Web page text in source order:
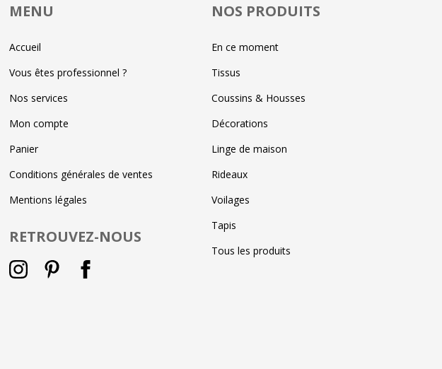
MENU
Accueil
Vous êtes professionnel ?
Nos services
Mon compte
Panier
Conditions générales de ventes
Mentions légales
RETROUVEZ-NOUS
NOS PRODUITS
En ce moment
Tissus
Coussins & Housses
Décorations
Linge de maison
Rideaux
Voilages
Tapis
Tous les produits